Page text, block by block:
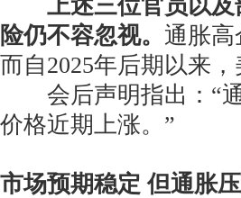
上述三位官员以
险仍不容忽视。 通胀
而自2025年后期以来
会后声明指出：“通
价格近期上涨。”
市场预期稳定 但通胀